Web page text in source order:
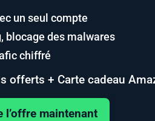
un seul compte
blocage des malwares
chiffré
offerts + Carte cadeau
maintenant